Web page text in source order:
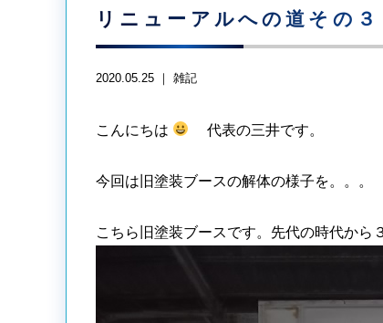
リニューアルへの道その３
2020.05.25 ｜ 雑記
こんにちは 代表の三井です。
今回は旧塗装ブースの解体の様子を。。。
こちら旧塗装ブースです。先代の時代から